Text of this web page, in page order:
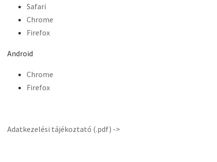
Safari
Chrome
Firefox
Android
Chrome
Firefox
Adatkezelési tájékoztató (.pdf) ->